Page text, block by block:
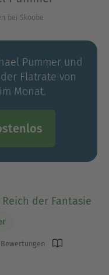
bei Skoobe
Pummer und
Flatrate von
Monat.
der Fantasie
Bewertungen